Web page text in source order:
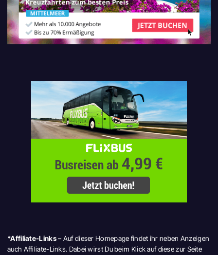
*Affiliate-Links– Auf dieser Homepage findet ihr neben Anzeigen
auch Affiliate-Links. Dabei wirst Du beim Klick auf diese zur Seite